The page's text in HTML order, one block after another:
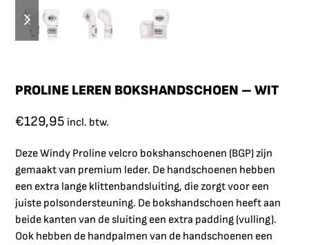
PROLINE LEREN BOKSHANDSCHOEN – WIT
€129,95 incl. btw.
Deze Windy Proline velcro bokshanschoenen (BGP) zijn
gemaakt van premium leder. De handschoenen hebben
een extra lange klittenbandsluiting, die zorgt voor een
juiste polsondersteuning. De bokshandschoen heeft aan
beide kanten van de sluiting een extra padding (vulling).
Ook hebben de handpalmen van de handschoenen een